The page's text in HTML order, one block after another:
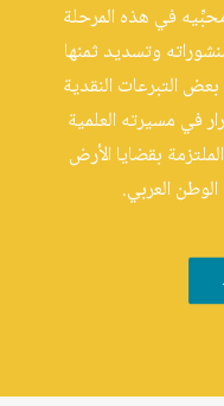
في هذه المرحلة
وتسديد ثمنها
التبرعات النقدية
في مسيرته العلمية
بقضايا الأرض
العربي.